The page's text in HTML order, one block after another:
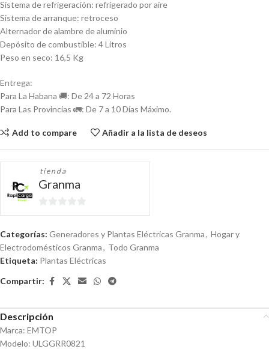
Sistema de refrigeración: refrigerado por aire
Sistema de arranque: retroceso
Alternador de alambre de aluminio
Depósito de combustible: 4 Litros
Peso en seco: 16,5 Kg
Entrega:
Para La Habana 🚚: De 24 a 72 Horas
Para Las Provincias 🚛: De 7 a 10 Días Máximo.
Add to compare Añadir a la lista de deseos
tienda
Granma
0
Categorías: Generadores y Plantas Eléctricas Granma, Hogar y
Electrodomésticos Granma, Todo Granma
Etiqueta: Plantas Eléctricas
Compartir:
Descripción
Marca: EMTOP
Modelo: ULGGRR0821